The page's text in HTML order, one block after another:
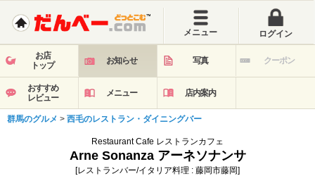
メニュー ログイン
お店
トップ
お知らせ 写真 クーポン
おすすめ
レビュー
メニュー 店内案内
群馬のグルメ > 西毛のレストラン・ダイニングバー
Restaurant Cafe レストランカフェ
Arne Sonanza アーネソナンサ
[レストランバー/イタリア料理 : 藤岡市藤岡]